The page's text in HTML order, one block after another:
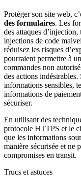
Protéger son site web,
des formulaires. Les
des attaques
injections de code
réduisez les risques
pourraient permettre à
commandes non
des actions
informations sensibles,
informations de
sécuriser.
En utilisant des
protocole HTTPS et le
que les informations
manière sécurisée et ne
compromises en transit.
Trucs et astuces